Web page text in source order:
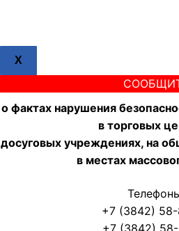
X
о фактах нарушения
в торговых
досуговых учреждениях, на
в местах
+7 (3842)
+7 (3842)